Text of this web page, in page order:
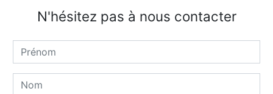
N'hésitez pas à nous contacter